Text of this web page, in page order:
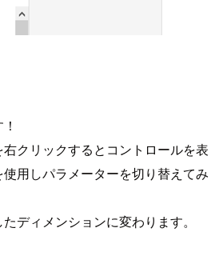
クリックするとコントロールを表
用しパラメーターを切り替えてみ
ディメンションに変わります。